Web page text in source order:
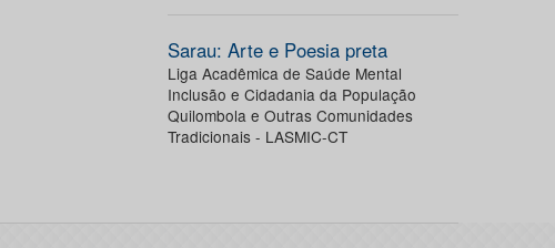
Sarau: Arte e Poesia preta
Liga Acadêmica de Saúde Mental
Inclusão e Cidadania da População
Quilombola e Outras Comunidades
Tradicionais - LASMIC-CT